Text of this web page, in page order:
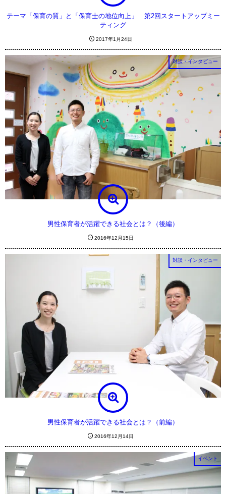
テーマ「保育の質」と「保育士の地位向上」 第2回スタートアップミー
ティング
2017年1月24日
男性保育者が活躍できる社会とは？（後編）
2016年12月15日
対談・インタビュー
男性保育者が活躍できる社会とは？（前編）
2016年12月14日
対談・インタビュー
イベント